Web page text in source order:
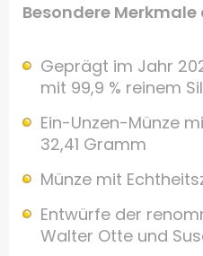
Besondere Merkmale
Geprägt im Jahr
mit 99,9 % reinem
Ein-Unzen-Münze
32,41 Gramm
Münze mit
Entwürfe der
Walter Otte und